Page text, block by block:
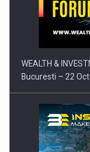
Comunicat de
WEALTH &
Bucuresti – 22